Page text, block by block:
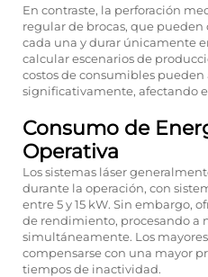
En contraste, la perforación
regular de brocas, que pueden
cada una y durar únicamente
calcular escenarios de
costos de consumibles
significativamente, afectando
Consumo de
Operativa
Los sistemas láser
durante la operación, con
entre 5 y 15 kW. Sin embargo,
de rendimiento, procesando a
simultáneamente. Los
compensarse con una mayor
tiempos de inactividad.